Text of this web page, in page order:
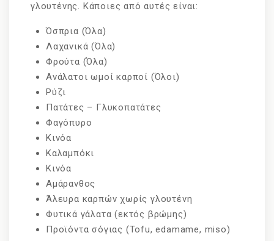
γλουτένης. Κάποιες από αυτές είναι:
Όσπρια (Όλα)
Λαχανικά (Όλα)
Φρούτα (Όλα)
Ανάλατοι ωμοί καρποί (Όλοι)
Ρύζι
Πατάτες – Γλυκοπατάτες
Φαγόπυρο
Κινόα
Καλαμπόκι
Κινόα
Αμάρανθος
Άλευρα καρπών χωρίς γλουτένη
Φυτικά γάλατα (εκτός βρώμης)
Προϊόντα σόγιας (Tofu, edamame, miso)